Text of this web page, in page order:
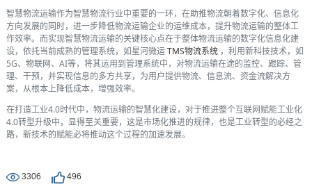
智慧物流运输作为智慧物流行业中重要的一环，在助推物流朝着数字化、信息化
方向发展的同时，进一步降低物流运输企业的运维成本，提升物流运输的整体工
作效率。而实现智慧物流运输的关键核心点在于整体物流运输的数字化信息化建
设，依托当前成熟的管理系统，如星河微运TMS物流系统 ，利用新科技技术，如
5G、物联网、AI等，将其运用到管理系统中，对物流运输在途的监控、跟踪、管
理、干预，并实现信息的多方共享，为用户提供物流、信息流、资金流解决方
案，从根本上降低成本，增强效率。
在打造工业4.0时代中，物流运输的智慧化建设，对于推进整个互联网赋能工业化
4.0转型升级中，显得至关重要，这是市场化推进的规律，也是工业转型的必经之
路，新技术的赋能必将推动这个过程的加速发展。
3306 496